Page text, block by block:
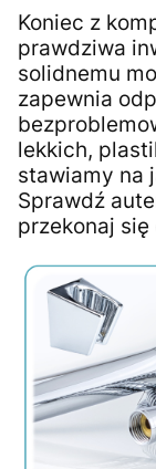
Koniec z
prawdziwa
solidnemu
zapewnia
lekkich,
stawiamy na
Sprawdź
przekonaj